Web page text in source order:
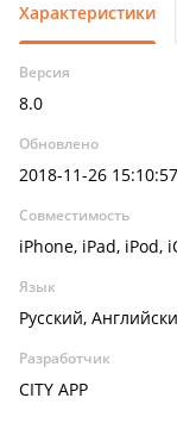
Характеристики
Версия
8.0
Обновлено
2018-11-26 15:10:57
Совместимость
iPhone, iPad, iPod,
Язык
Русский,
Разработчик
CITY APP